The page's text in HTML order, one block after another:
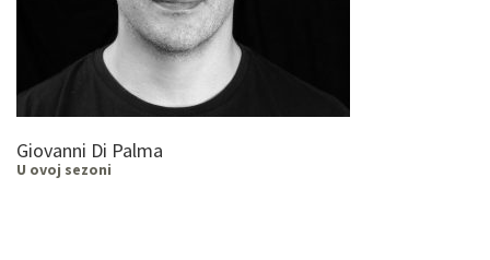
Giovanni Di Palma
U ovoj sezoni